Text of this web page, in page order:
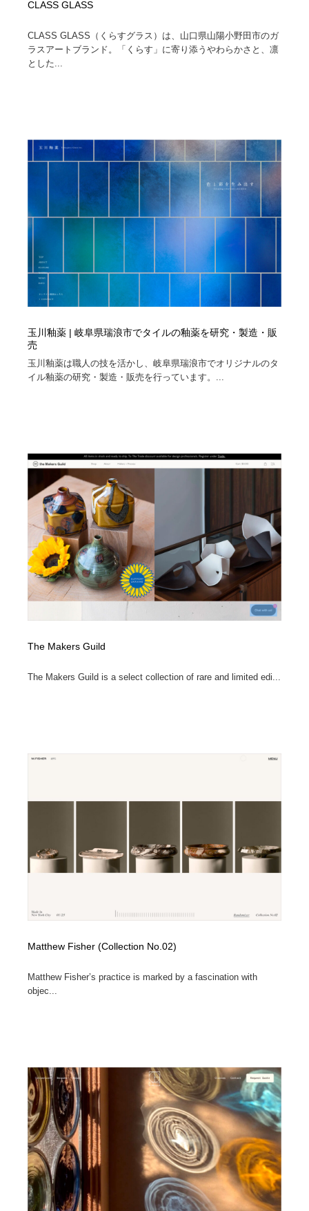
CLASS GLASS
CLASS GLASS（くらすグラス）は、山口県山陽小野田市のガ
ラスアートブランド。「くらす」に寄り添うやわらかさと、凛
とした...
玉川釉薬 | 岐阜県瑞浪市でタイルの釉薬を研究・製造・販
売
玉川釉薬は職人の技を活かし、岐阜県瑞浪市でオリジナルのタ
イル釉薬の研究・製造・販売を行っています。...
The Makers Guild
The Makers Guild is a select collection of rare and limited edi...
Matthew Fisher (Collection No.02)
Matthew Fisher’s practice is marked by a fascination with
objec...